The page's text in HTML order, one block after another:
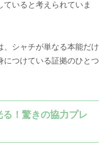
いると考えられていま
、シャチが単なる本能だけ
につけている証拠のひとつ
！驚きの協力プレ